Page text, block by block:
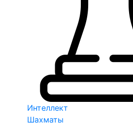
Интеллект
Шахматы